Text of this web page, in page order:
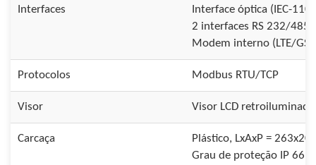
Interfaces
Interface óptica (IEC-
2 interfaces RS 232/485
Modem interno (LTE/
Protocolos Modbus RTU/TCP
Visor Visor LCD retroiluminado
Carcaça
Plástico, LxAxP =
Grau de proteção IP 66